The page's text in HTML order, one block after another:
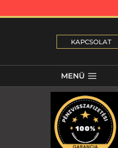
KAPCSOLAT
MENÜ